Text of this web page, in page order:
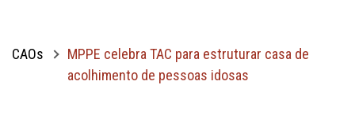
CAOs
MPPE celebra TAC para estruturar casa de
acolhimento de pessoas idosas